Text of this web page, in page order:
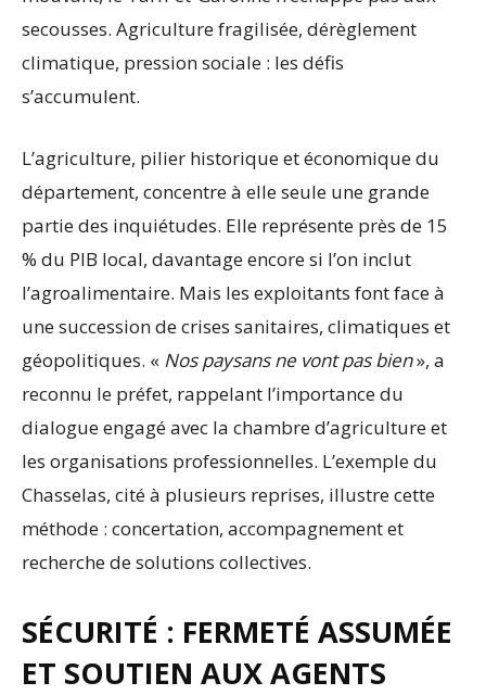
secousses. Agriculture fragilisée, dérèglement
climatique, pression sociale : les défis
s’accumulent.
L’agriculture, pilier historique et économique du
département, concentre à elle seule une grande
partie des inquiétudes. Elle représente près de 15
% du PIB local, davantage encore si l’on inclut
l’agroalimentaire. Mais les exploitants font face à
une succession de crises sanitaires, climatiques et
géopolitiques. « Nos paysans ne vont pas bien», a
reconnu le préfet, rappelant l’importance du
dialogue engagé avec la chambre d’agriculture et
les organisations professionnelles. L’exemple du
Chasselas, cité à plusieurs reprises, illustre cette
méthode : concertation, accompagnement et
recherche de solutions collectives.
SÉCURITÉ : FERMETÉ ASSUMÉE
ET SOUTIEN AUX AGENTS